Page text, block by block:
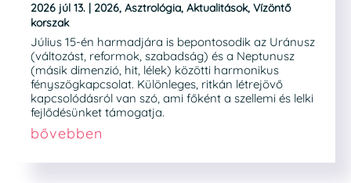
2026 júl 13. | 2026, Asztrológia, Aktualitások, Vízöntő
korszak
Július 15-én harmadjára is bepontosodik az Uránusz
(változást, reformok, szabadság) és a Neptunusz
(másik dimenzió, hit, lélek) közötti harmonikus
fényszögkapcsolat. Különleges, ritkán létrejövő
kapcsolódásról van szó, ami főként a szellemi és lelki
fejlődésünket támogatja.
bővebben